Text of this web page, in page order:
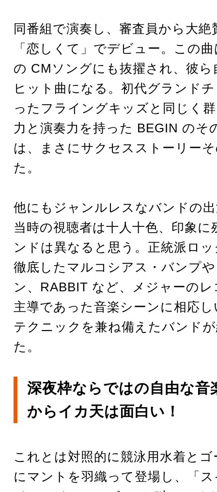
同番組で演奏し、審査員から大絶
「恋しくて」でデビュー。この
の CMソングにも抜擢され、彼ら
ヒット曲になる。初代グランド
ったフライングキッズと同じく
力と演奏力を持った BEGIN のそ
は、まさにサクセスストーリー
た。
他にもジャンルレスなバンドの
当時の視聴者は十人十色、印象
ンドは異なると思う。正統派ロ
徹底したマルコシアス・バンプ
ン、RABBIT など、メジャーの
主導であった音楽シーンに相応
テクニックを兼ね備えたバンド
た。
深夜枠ならではの自由な音
からイカ天は面白い！
これとは対照的に競泳用水着と
にマントを羽織って登場し、「